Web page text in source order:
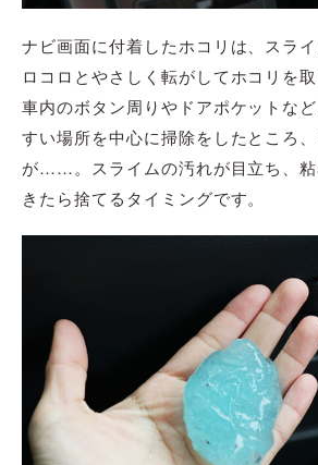
ナビ画面に付着したホコリは、スラ
ロコロとやさしく転がしてホコリを取
車内のボタン周りやドアポケットな
すい場所を中心に掃除をしたところ
が……。スライムの汚れが目立ち、粘
きたら捨てるタイミングです。